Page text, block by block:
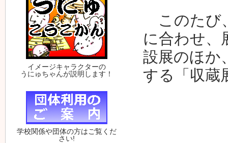
このたび
に合わせ、
設展のほか
する「収蔵
イメージキャラクターの
うにゅちゃんが説明します！
学校関係や団体の方はご覧くだ
さい!